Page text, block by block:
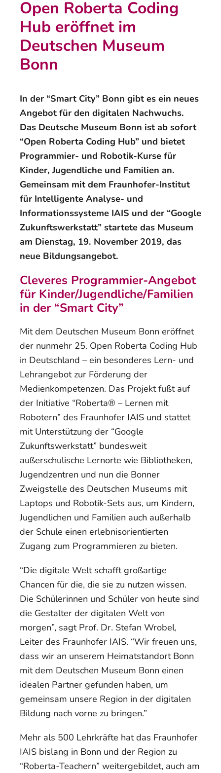
Open Roberta Coding
Hub eröffnet im
Deutschen Museum
Bonn
In der “Smart City” Bonn gibt es ein neues
Angebot für den digitalen Nachwuchs.
Das Deutsche Museum Bonn ist ab sofort
“Open Roberta Coding Hub” und bietet
Programmier- und Robotik-Kurse für
Kinder, Jugendliche und Familien an.
Gemeinsam mit dem Fraunhofer-Institut
für Intelligente Analyse- und
Informationssysteme IAIS und der “Google
Zukunftswerkstatt” startete das Museum
am Dienstag, 19. November 2019, das
neue Bildungsangebot.
Cleveres Programmier-Angebot
für Kinder/Jugendliche/Familien
in der “Smart City”
Mit dem Deutschen Museum Bonn eröffnet
der nunmehr 25. Open Roberta Coding Hub
in Deutschland – ein besonderes Lern- und
Lehrangebot zur Förderung der
Medienkompetenzen. Das Projekt fußt auf
der Initiative “Roberta® – Lernen mit
Robotern” des Fraunhofer IAIS und stattet
mit Unterstützung der “Google
Zukunftswerkstatt” bundesweit
außerschulische Lernorte wie Bibliotheken,
Jugendzentren und nun die Bonner
Zweigstelle des Deutschen Museums mit
Laptops und Robotik-Sets aus, um Kindern,
Jugendlichen und Familien auch außerhalb
der Schule einen erlebnisorientierten
Zugang zum Programmieren zu bieten.
“Die digitale Welt schafft großartige
Chancen für die, die sie zu nutzen wissen.
Die Schülerinnen und Schüler von heute sind
die Gestalter der digitalen Welt von
morgen”, sagt Prof. Dr. Stefan Wrobel,
Leiter des Fraunhofer IAIS. “Wir freuen uns,
dass wir an unserem Heimatstandort Bonn
mit dem Deutschen Museum Bonn einen
idealen Partner gefunden haben, um
gemeinsam unsere Region in der digitalen
Bildung nach vorne zu bringen.”
Mehr als 500 Lehrkräfte hat das Fraunhofer
IAIS bislang in Bonn und der Region zu
“Roberta-Teachern” weitergebildet, auch am